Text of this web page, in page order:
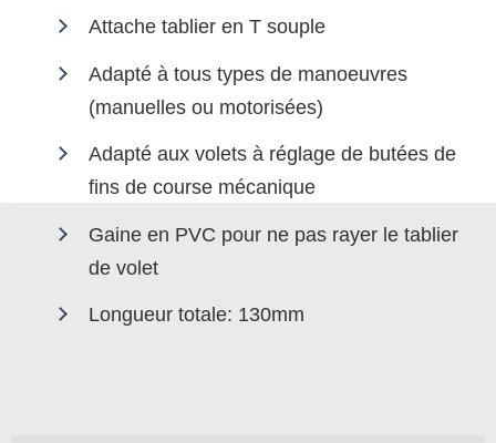
Attache tablier en T souple
Adapté à tous types de manoeuvres
(manuelles ou motorisées)
Adapté aux volets à réglage de butées de
fins de course mécanique
Gaine en PVC pour ne pas rayer le tablier
de volet
Longueur totale: 130mm